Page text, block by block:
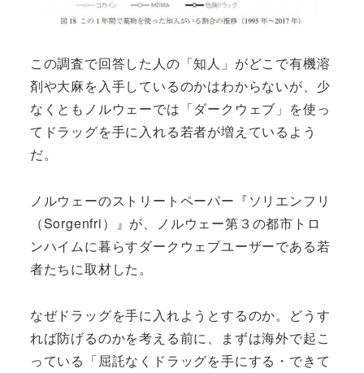
この調査で回答した人の「知人」がどこで有機溶
剤や大麻を入手しているのかはわからないが、少
なくともノルウェーでは「ダークウェブ」を使っ
てドラッグを手に入れる若者が増えているよう
だ。
ノルウェーのストリートペーパー『ソリエンフリ
（Sorgenfri）』が、ノルウェー第３の都市トロ
ンハイムに暮らすダークウェブユーザーである若
者たちに取材した。
なぜドラッグを手に入れようとするのか。どうす
れば防げるのかを考える前に、まずは海外で起こ
っている「屈託なくドラッグを手にする・できて